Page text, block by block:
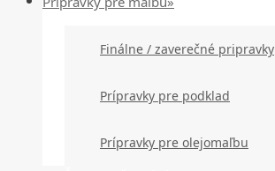
Finálne / zaverečné pripravky
Prípravky pre podklad
Prípravky pre olejomaľbu